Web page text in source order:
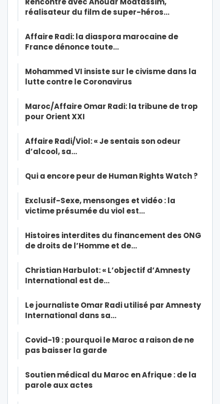
réalisateur du film de super-héros…
Affaire Radi: la diaspora marocaine de
France dénonce toute…
Mohammed VI insiste sur le civisme dans la
lutte contre le Coronavirus
Maroc/Affaire Omar Radi: la tribune de trop
pour Orient XXI
Affaire Radi/Viol: « Je sentais son odeur
d’alcool, sa…
Qui a encore peur de Human Rights Watch ?
Exclusif-Sexe, mensonges et vidéo : la
victime présumée du viol est…
Histoires interdites du financement des ONG
de droits de l’Homme et de…
Christian Harbulot: « L’objectif d’Amnesty
International est de…
Le journaliste Omar Radi utilisé par Amnesty
International dans sa…
Covid-19 : pourquoi le Maroc a raison de ne
pas baisser la garde
Soutien médical du Maroc en Afrique : de la
parole aux actes